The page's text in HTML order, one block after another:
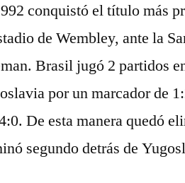
conquistó el título más
de Wembley, ante la
Brasil jugó 2 partidos
por un marcador de
De esta manera quedó
segundo detrás de